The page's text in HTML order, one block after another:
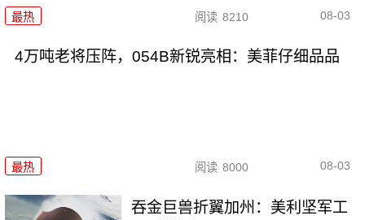
最热 阅读 8210 08-03
4万吨老将压阵，054B新锐亮相：美菲仔细品品
最热 阅读 8000 08-03
吞金巨兽折翼加州：美利坚军工